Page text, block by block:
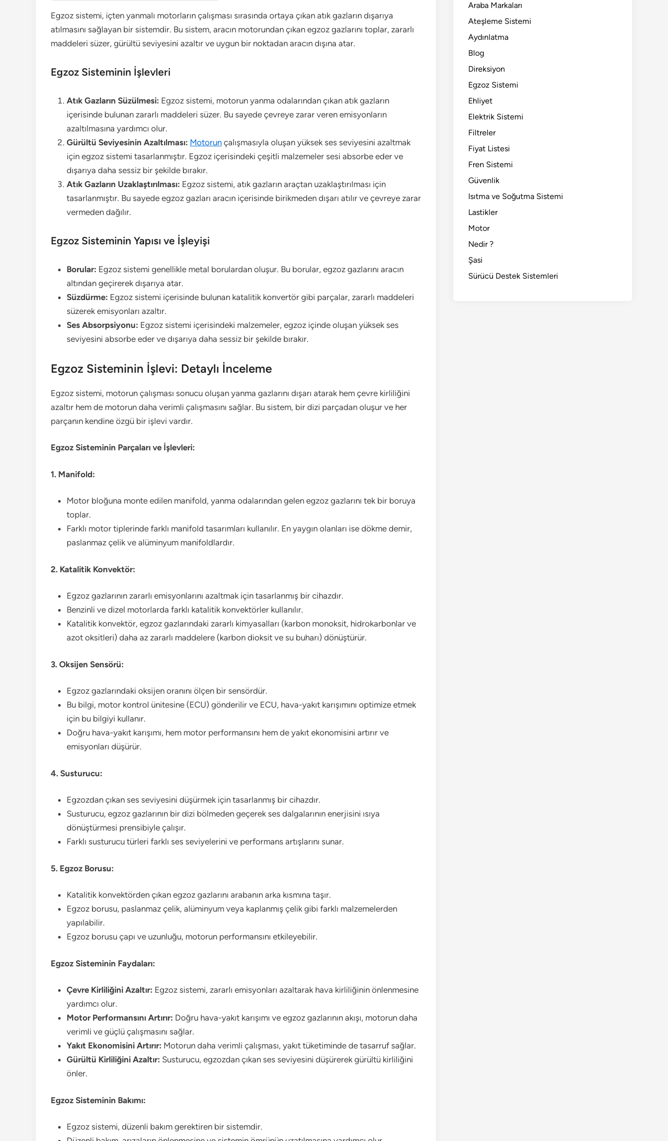
Egzoz sistemi, içten yanmalı motorların çalışması sırasında ortaya çıkan atık gazların dışarıya
atılmasını sağlayan bir sistemdir. Bu sistem, aracın motorundan çıkan egzoz gazlarını toplar, zararlı
maddeleri süzer, gürültü seviyesini azaltır ve uygun bir noktadan aracın dışına atar.
Egzoz Sisteminin İşlevleri
Atık Gazların Süzülmesi: Egzoz sistemi, motorun yanma odalarından çıkan atık gazların
içerisinde bulunan zararlı maddeleri süzer. Bu sayede çevreye zarar veren emisyonların
azaltılmasına yardımcı olur.
Gürültü Seviyesinin Azaltılması: Motorun çalışmasıyla oluşan yüksek ses seviyesini azaltmak
için egzoz sistemi tasarlanmıştır. Egzoz içerisindeki çeşitli malzemeler sesi absorbe eder ve
dışarıya daha sessiz bir şekilde bırakır.
Atık Gazların Uzaklaştırılması: Egzoz sistemi, atık gazların araçtan uzaklaştırılması için
tasarlanmıştır. Bu sayede egzoz gazları aracın içerisinde birikmeden dışarı atılır ve çevreye zarar
vermeden dağılır.
Egzoz Sisteminin Yapısı ve İşleyişi
Borular: Egzoz sistemi genellikle metal borulardan oluşur. Bu borular, egzoz gazlarını aracın
altından geçirerek dışarıya atar.
Süzdürme: Egzoz sistemi içerisinde bulunan katalitik konvertör gibi parçalar, zararlı maddeleri
süzerek emisyonları azaltır.
Ses Absorpsiyonu: Egzoz sistemi içerisindeki malzemeler, egzoz içinde oluşan yüksek ses
seviyesini absorbe eder ve dışarıya daha sessiz bir şekilde bırakır.
Egzoz Sisteminin İşlevi: Detaylı İnceleme
Egzoz sistemi, motorun çalışması sonucu oluşan yanma gazlarını dışarı atarak hem çevre kirliliğini
azaltır hem de motorun daha verimli çalışmasını sağlar. Bu sistem, bir dizi parçadan oluşur ve her
parçanın kendine özgü bir işlevi vardır.
Egzoz Sisteminin Parçaları ve İşlevleri:
1. Manifold:
Motor bloğuna monte edilen manifold, yanma odalarından gelen egzoz gazlarını tek bir boruya
toplar.
Farklı motor tiplerinde farklı manifold tasarımları kullanılır. En yaygın olanları ise dökme demir,
paslanmaz çelik ve alüminyum manifoldlardır.
2. Katalitik Konvektör:
Egzoz gazlarının zararlı emisyonlarını azaltmak için tasarlanmış bir cihazdır.
Benzinli ve dizel motorlarda farklı katalitik konvektörler kullanılır.
Katalitik konvektör, egzoz gazlarındaki zararlı kimyasalları (karbon monoksit, hidrokarbonlar ve
azot oksitleri) daha az zararlı maddelere (karbon dioksit ve su buharı) dönüştürür.
3. Oksijen Sensörü:
Egzoz gazlarındaki oksijen oranını ölçen bir sensördür.
Bu bilgi, motor kontrol ünitesine (ECU) gönderilir ve ECU, hava-yakıt karışımını optimize etmek
için bu bilgiyi kullanır.
Doğru hava-yakıt karışımı, hem motor performansını hem de yakıt ekonomisini artırır ve
emisyonları düşürür.
4. Susturucu:
Egzozdan çıkan ses seviyesini düşürmek için tasarlanmış bir cihazdır.
Susturucu, egzoz gazlarının bir dizi bölmeden geçerek ses dalgalarının enerjisini ısıya
dönüştürmesi prensibiyle çalışır.
Farklı susturucu türleri farklı ses seviyelerini ve performans artışlarını sunar.
5. Egzoz Borusu:
Katalitik konvektörden çıkan egzoz gazlarını arabanın arka kısmına taşır.
Egzoz borusu, paslanmaz çelik, alüminyum veya kaplanmış çelik gibi farklı malzemelerden
yapılabilir.
Egzoz borusu çapı ve uzunluğu, motorun performansını etkileyebilir.
Egzoz Sisteminin Faydaları:
Çevre Kirliliğini Azaltır: Egzoz sistemi, zararlı emisyonları azaltarak hava kirliliğinin önlenmesine
yardımcı olur.
Motor Performansını Artırır: Doğru hava-yakıt karışımı ve egzoz gazlarının akışı, motorun daha
verimli ve güçlü çalışmasını sağlar.
Yakıt Ekonomisini Artırır: Motorun daha verimli çalışması, yakıt tüketiminde de tasarruf sağlar.
Gürültü Kirliliğini Azaltır: Susturucu, egzozdan çıkan ses seviyesini düşürerek gürültü kirliliğini
önler.
Egzoz Sisteminin Bakımı:
Egzoz sistemi, düzenli bakım gerektiren bir sistemdir.
Araba Markaları
Ateşleme Sistemi
Aydınlatma
Blog
Direksiyon
Egzoz Sistemi
Ehliyet
Elektrik Sistemi
Filtreler
Fiyat Listesi
Fren Sistemi
Güvenlik
Isıtma ve Soğutma Sistemi
Lastikler
Motor
Nedir ?
Şasi
Sürücü Destek Sistemleri